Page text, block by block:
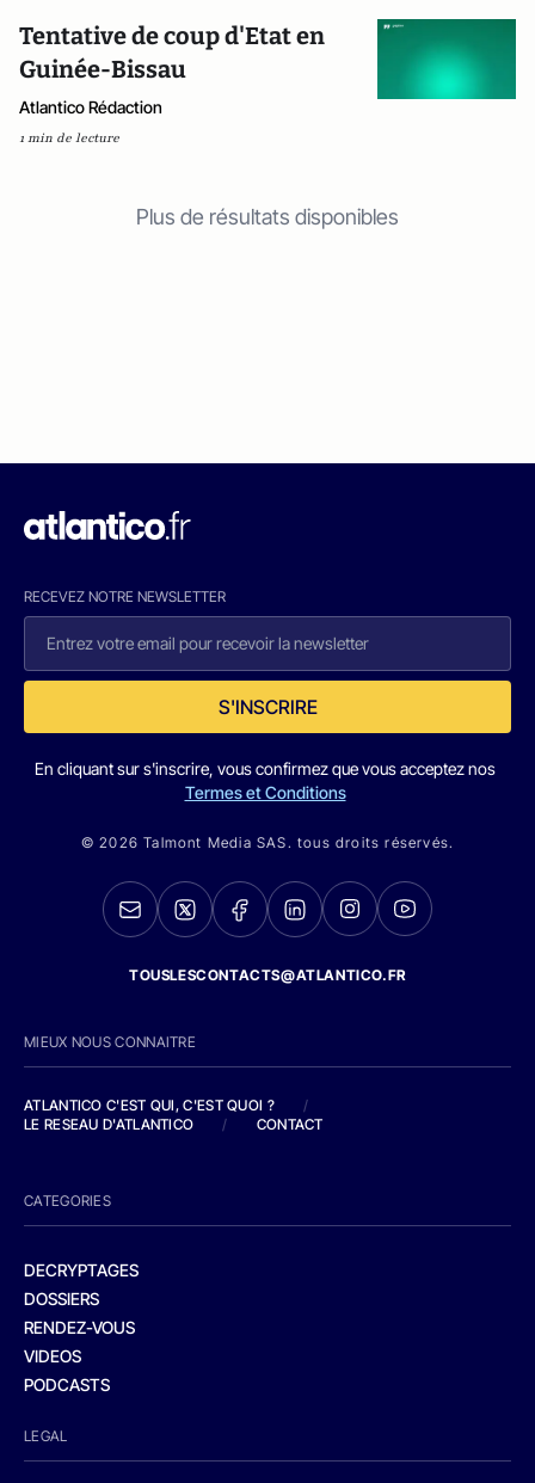
Tentative de coup d'Etat en
Guinée-Bissau
Atlantico Rédaction
1 min de lecture
Plus de résultats disponibles
RECEVEZ NOTRE NEWSLETTER
S'INSCRIRE
En cliquant sur s'inscrire, vous confirmez que vous acceptez nos
Termes et Conditions
© 2026 Talmont Media SAS. tous droits réservés.
TOUSLESCONTACTS@ATLANTICO.FR
MIEUX NOUS CONNAITRE
ATLANTICO C'EST QUI, C'EST QUOI ?
/
LE RESEAU D'ATLANTICO
/ CONTACT
CATEGORIES
DECRYPTAGES
DOSSIERS
RENDEZ-VOUS
VIDEOS
PODCASTS
LEGAL